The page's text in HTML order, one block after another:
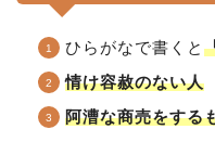
ひらがなで書くと
情け容赦のない人
阿漕な商売をする